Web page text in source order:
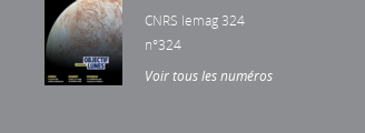
CNRS lemag 324
n°324
Voir tous les numéros